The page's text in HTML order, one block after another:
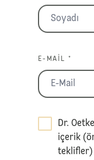
E-MAIL *
Dr.
içerik
teklifler)